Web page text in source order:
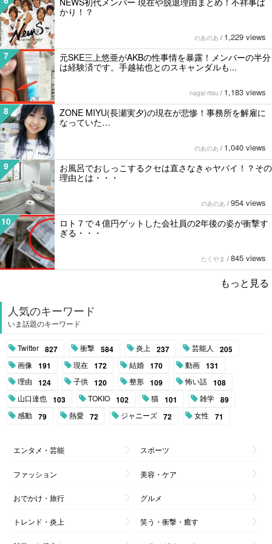
かり！？
のあのあ / 1,229 views
7
元SKE三上悠亜がAKBの性事情を暴露！メンバーの半分
は経験済です。手越祐也とのスキャンダルも...
nagai ritsu / 1,183 views
8
ZONE MIYU(長瀬実夕)の現在が悲惨！事務所を解雇に
なっていた…
のあのあ / 1,040 views
9
お風呂でおしっこするクセは直さなきゃヤバイ！？その
理由とは・・・
のあのあ / 954 views
10
ロト７で４億円ゲットした会社員の2年後の姿が衝撃す
ぎる・・・
たくやま / 845 views
もっと見る
人気のキーワード
いま話題のキーワード
Twitter 827 衝撃 584 炎上 237 芸能人 205
画像 191 現在 172 結婚 170 動画 131
理由 124 子供 120 整形 109 怖い話 108
山口達也 103 TOKIO 102 猫 101 雑学 89
感動 79 熱愛 72 ジャニーズ 72 女性 71
エンタメ・芸能 スポーツ
ファッション 美容・ケア
おでかけ・旅行 グルメ
トレンド・炎上 笑う・衝撃・癒す